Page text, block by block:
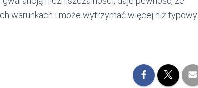
warunkach i może wytrzymać więcej niż typowy